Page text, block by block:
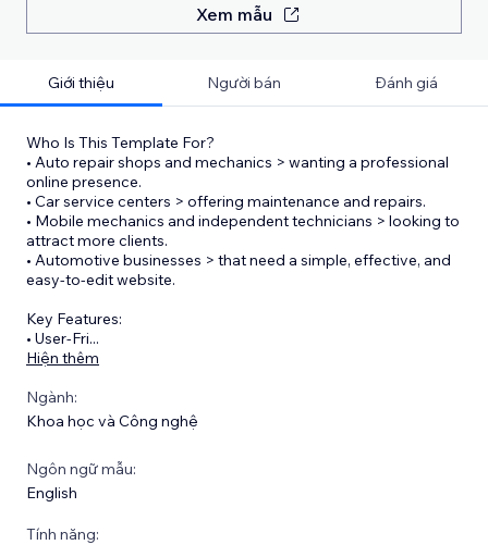
Xem mẫu
Giới thiệu Người bán Đánh giá
Who Is This Template For?
• Auto repair shops and mechanics > wanting a professional
online presence.
• Car service centers > offering maintenance and repairs.
• Mobile mechanics and independent technicians > looking to
attract more clients.
• Automotive businesses > that need a simple, effective, and
easy-to-edit website.
Key Features:
• User-Fri...
Hiện thêm
Ngành:
Khoa học và Công nghệ
Ngôn ngữ mẫu:
English
Tính năng: